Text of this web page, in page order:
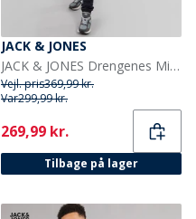
JACK & JONES
JACK & JONES Drengenes Miller Træningsdragt Ensign Blå
Vejl. pris369,99 kr.
Var299,99 kr.
Current
269,99 kr.
Tilbage på lager